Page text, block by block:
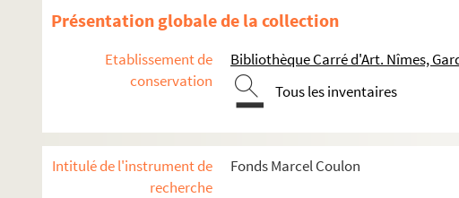
Présentation globale de la collection
Etablissement de
conservation
Bibliothèque Carré d'Art. Nîmes,
Tous les inventaires
Intitulé de l'instrument de
recherche
Fonds Marcel Coulon